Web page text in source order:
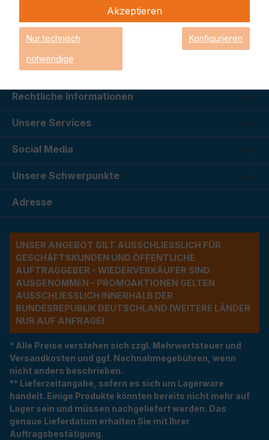
Kauf auf Rechnung
Qualifizierter Support
Service-Hotline
Rechtliche Informationen
Unsere Services
Social Media
Unsere Schwerpunkte
Adresse
UNSER ANGEBOT GILT AUSSCHLIESSLICH FÜR G
ESCHÄFTSKUNDEN UND ÖFFENTLICHE A
UFTRAGGEBER - WIEDERVERKÄUFER SIND A
USGENOMMEN - PROMOAKTIONEN GELTEN A
USSCHLIESSLICH INNERHALB DER BU
NDESREPUBLIK DEUTSCHLAND (WEITERE LÄNDER NU
R AUF ANFRAGE)
* Alle Preise verstehen sich zzgl. Mehrwertsteuer und
Versandkosten und ggf. Nachnahmegebühren, wenn
nicht anders beschrieben.
** Lieferzeitangabe, sofern es sich um Lagerware
handelt. Einige Produkte könnten bereits nicht mehr auf
Lager sein und müssen nachgeliefert werden. Das
genaue Lieferdatum erhalten Sie mit Ihrer
Auftragsbestätigung.
Akzeptieren
Nur technisch
notwendige
Konfigurieren